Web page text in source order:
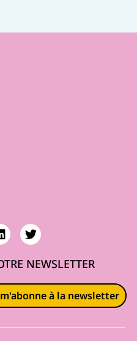
NEWSLETTER
m'abonne à la newsletter